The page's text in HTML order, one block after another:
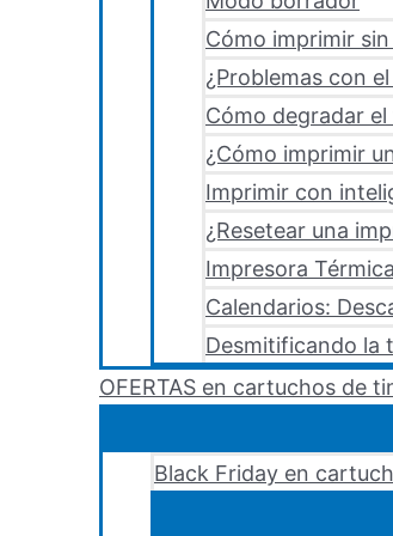
Cómo imprimir
¿Problemas con
Cómo degradar
¿Cómo imprimir
Imprimir con
¿Resetear una
Impresora
Calendarios:
Desmitificando la
OFERTAS en cartuchos de
Black Friday en